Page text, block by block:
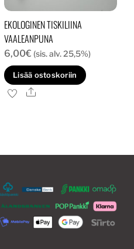
EKOLOGINEN TISKILIINA
VAALEANPUNA
6,00€ (sis. alv. 25,5%)
Lisää ostoskoriin
Ale